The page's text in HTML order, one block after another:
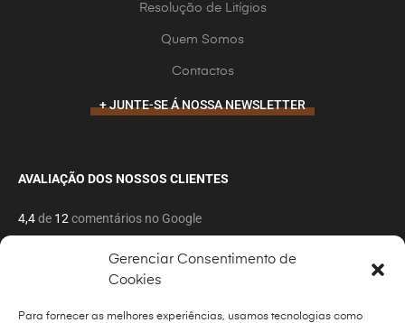
Gerenciar Consentimento de
Cookies
Para fornecer as melhores experiências, usamos tecnologias como
Resolução de Litígios
Quem Somos
Contactos
+ JUNTE-SE Á NOSSA NEWSLETTER
AVALIAÇÃO DOS NOSSOS CLIENTES
4,4de 12 comentários no Google